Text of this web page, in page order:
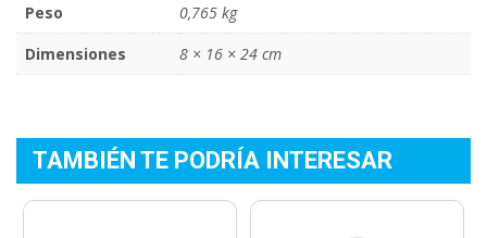
Peso
0,765 kg
Dimensiones
8 × 16 × 24 cm
TAMBIÉN TE PODRÍA INTERESAR